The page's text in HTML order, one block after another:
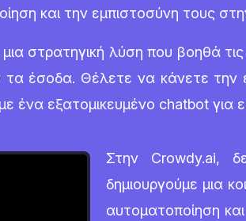
και την εμπιστοσύνη τους
στρατηγική λύση που βοηθά
έσοδα. Θέλετε να κάνετε την
ένα εξατομικευμένο chatbot
Στην Crowdy.ai,
δημιουργούμε μια
αυτοματοποίηση